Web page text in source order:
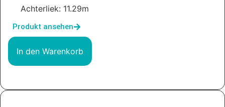
Achterliek: 11.29m
Produkt ansehen
In den Warenkorb